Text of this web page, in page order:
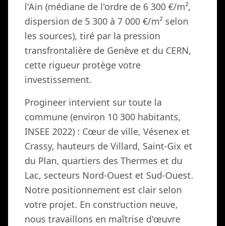
l'Ain (médiane de l'ordre de 6 300 €/m²,
dispersion de 5 300 à 7 000 €/m² selon
les sources), tiré par la pression
transfrontalière de Genève et du CERN,
cette rigueur protège votre
investissement.
Progineer intervient sur toute la
commune (environ 10 300 habitants,
INSEE 2022) : Cœur de ville, Vésenex et
Crassy, hauteurs de Villard, Saint-Gix et
du Plan, quartiers des Thermes et du
Lac, secteurs Nord-Ouest et Sud-Ouest.
Notre positionnement est clair selon
votre projet. En construction neuve,
nous travaillons en maîtrise d'œuvre